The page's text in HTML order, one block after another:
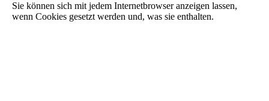
Sie können sich mit jedem Internetbrowser anzeigen lassen,
wenn Cookies gesetzt werden und, was sie enthalten.